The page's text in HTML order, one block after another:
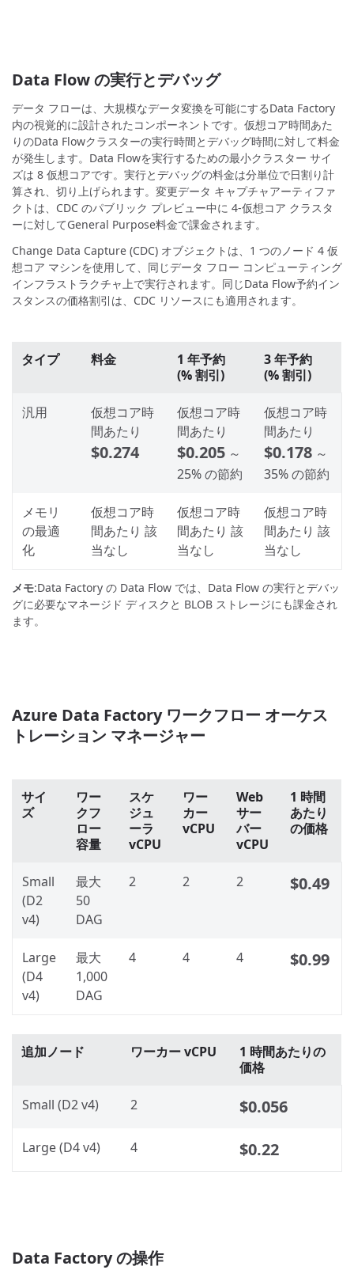
Data Flow の実行とデバッグ
データ フローは、大規模なデータ変換を可能にするData Factory
内の視覚的に設計されたコンポーネントです。仮想コア時間あた
りのData Flowクラスターの実行時間とデバッグ時間に対して料金
が発生します。Data Flowを実行するための最小クラスター サイ
ズは 8 仮想コアです。実行とデバッグの料金は分単位で日割り計
算され、切り上げられます。変更データ キャプチャアーティファ
クトは、CDC のパブリック プレビュー中に 4-仮想コア クラスタ
ーに対してGeneral Purpose料金で課金されます。
Change Data Capture (CDC) オブジェクトは、1 つのノード 4 仮
想コア マシンを使用して、同じデータ フロー コンピューティング
インフラストラクチャ上で実行されます。同じData Flow予約イン
スタンスの価格割引は、CDC リソースにも適用されます。
タイプ 料金
1 年予約
(% 割引)
3 年予約
(% 割引)
汎用
仮想コア時
間あたり
$0.274
仮想コア時
間あたり
$0.205 ～
25% の節約
仮想コア時
間あたり
$0.178 ～
35% の節約
メモリ
の最適
化
仮想コア時
間あたり 該
当なし
仮想コア時
間あたり 該
当なし
仮想コア時
間あたり 該
当なし
メモ:Data Factory の Data Flow では、Data Flow の実行とデバッ
グに必要なマネージド ディスクと BLOB ストレージにも課金され
ます。
Azure Data Factory ワークフロー オーケス
トレーション マネージャー
サイ
ズ
ワー
クフ
ロー
容量
スケ
ジュ
ーラ
vCPU
ワー
カー
vCPU
Web
サー
バー
vCPU
1 時間
あたり
の価格
Small
(D2
v4)
最大
50
DAG
2 2 2 $0.49
Large
(D4
v4)
最大
1,000
DAG
4 4 4 $0.99
追加ノード ワーカー vCPU
1 時間あたりの
価格
Small (D2 v4) 2 $0.056
Large (D4 v4) 4 $0.22
Data Factory の操作